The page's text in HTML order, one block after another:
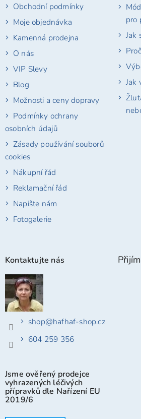
Obchodní podmínky
Moje objednávka
Kamenná prodejna
O nás
VIP Slevy
Blog
Možnosti a ceny dopravy
Podmínky ochrany
osobních údajů
Zásady používání souborů
cookies
Nákupní řád
Reklamační řád
Napište nám
Fotogalerie
pro
Jak
Jak
Kontaktujte nás
shop@hafhaf-shop.cz
604 259 356
Jsme ověřený prodejce
vyhrazených léčivých
přípravků dle Nařízení EU
2019/6